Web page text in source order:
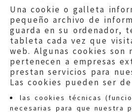
Una cookie o galleta
pequeño archivo de
guarda en su ordenador,
tableta cada vez que
web. Algunas cookies son
pertenecen a empresas
prestan servicios para
Las cookies pueden ser
las cookies técnicas
necesarias para que nuestra